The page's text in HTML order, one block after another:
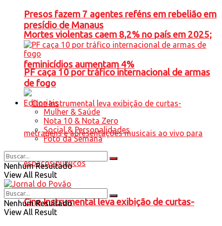
Mortes violentas caem 8,2% no país em 2025;
feminicídios aumentam 4%
Cine Instrumental leva exibição de curtas-
Presos fazem 7 agentes reféns em rebelião em
presídio de Manaus
PF caça 10 por tráfico internacional de armas
de fogo
Editoriais
Mulher & Saúde
Nota 10 & Nota Zero
Social & Personalidades
Foto da Semana
Nenhum Resultado
View All Result
Nenhum Resultado
View All Result